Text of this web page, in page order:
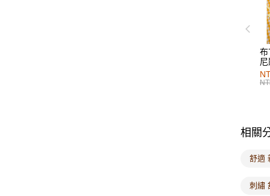
布
相關
舒適
刺繡